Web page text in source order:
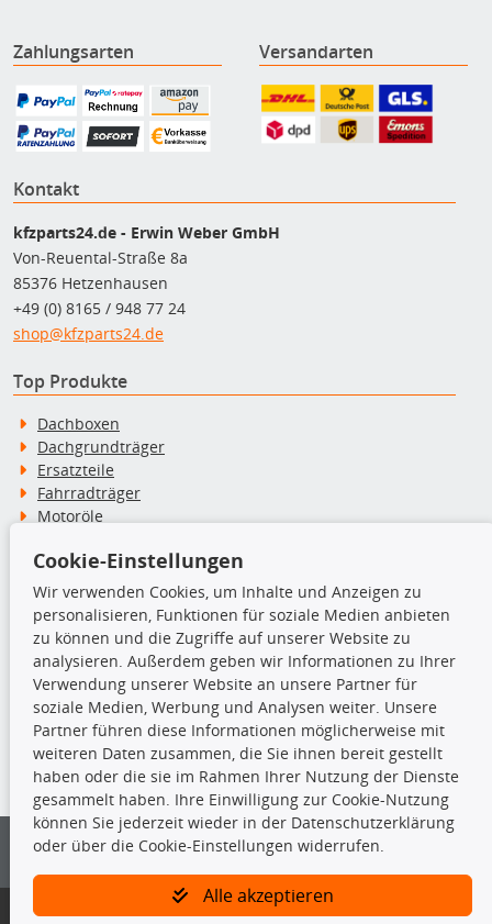
Zahlungsarten Versandarten
Kontakt
kfzparts24.de - Erwin Weber GmbH
Von-Reuental-Straße 8a
85376 Hetzenhausen
+49 (0) 8165 / 948 77 24
shop@kfzparts24.de
Top Produkte
Dachboxen
Dachgrundträger
Ersatzteile
Fahrradträger
Motoröle
Schneeketten
TecDoc Inside
Die hier angezeigten Daten insbesondere die gesamte Datenbank dürfen
nicht kopiert werden.
Es ist zu unterlassen, die Daten oder die gesamte Datenbank ohne
vorherige Zustimmung von TecDoc zu vervielfältigen, zu verbreiten
und/oder diese Handlungen durch Dritte ausführen zu lassen. Ein
Bitte prüfen Sie, ob das über unseren Onlineshop identifizierte Ersatzteil
Cookie-Einstellungen
Wir verwenden Cookies, um Inhalte und Anzeigen zu
personalisieren, Funktionen für soziale Medien anbieten
zu können und die Zugriffe auf unserer Website zu
analysieren. Außerdem geben wir Informationen zu Ihrer
Verwendung unserer Website an unsere Partner für
soziale Medien, Werbung und Analysen weiter. Unsere
Partner führen diese Informationen möglicherweise mit
weiteren Daten zusammen, die Sie ihnen bereit gestellt
haben oder die sie im Rahmen Ihrer Nutzung der Dienste
gesammelt haben. Ihre Einwilligung zur Cookie-Nutzung
können Sie jederzeit wieder in der Datenschutzerklärung
oder über die Cookie-Einstellungen widerrufen.
Alle akzeptieren